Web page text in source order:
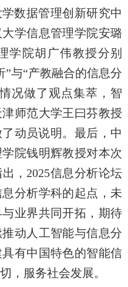
数据管理创新研究中
学信息管理学院安璐
学院胡广伟教授分别
与“产教融合的信息分
况做了观点集萃，智
师范大学王曰芬教授
动员说明。最后，中
院钱明辉教授对本次
，2025信息分析论坛
分析学科的起点，未
业界共同开拓，期待
动人工智能与信息分
有中国特色的智能信
，服务社会发展。